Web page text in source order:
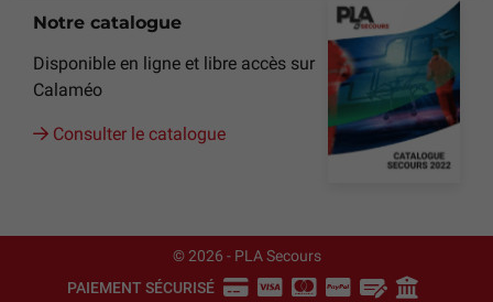
Notre catalogue
Disponible en ligne et libre accès sur
Calaméo
Consulter le catalogue
© 2026 - PLA Secours
PAIEMENT SÉCURISÉ